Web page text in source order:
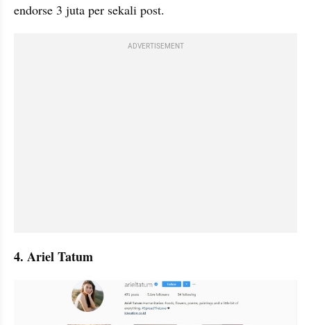
endorse 3 juta per sekali post.
ADVERTISEMENT
4. Ariel Tatum